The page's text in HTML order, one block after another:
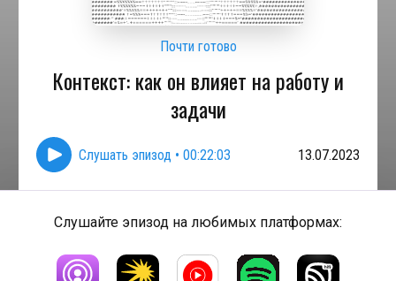
Почти готово
Контекст: как он влияет на работу и
задачи
Слушать эпизод • 00:22:03 13.07.2023
Слушайте эпизод на любимых платформах: